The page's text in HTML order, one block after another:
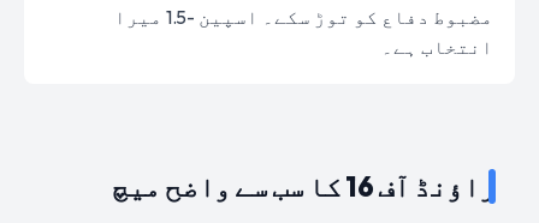
مضبوط دفاع کو توڑ سکے۔ اسپین -1.5 میرا
انتخاب ہے۔
راؤنڈ آف 16 کا سب سے واضح میچ